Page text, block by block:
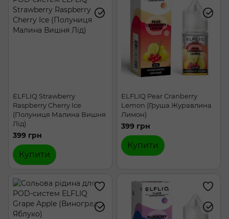
ELFLIQ Strawberry
Raspberry Cherry Ice
(Полуниця Малина Вишня
Лід)
399 грн
Купити
ELFLIQ Pear Cranberry
Lemon (Груша Журавлина
Лимон)
399 грн
Купити